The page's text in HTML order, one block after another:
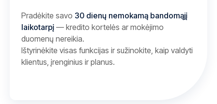
Pradėkite savo 30 dienų nemokamą bandomąjį
laikotarpį — kredito kortelės ar mokėjimo
duomenų nereikia.
Ištyrinėkite visas funkcijas ir sužinokite, kaip valdyti
klientus, įrenginius ir planus.